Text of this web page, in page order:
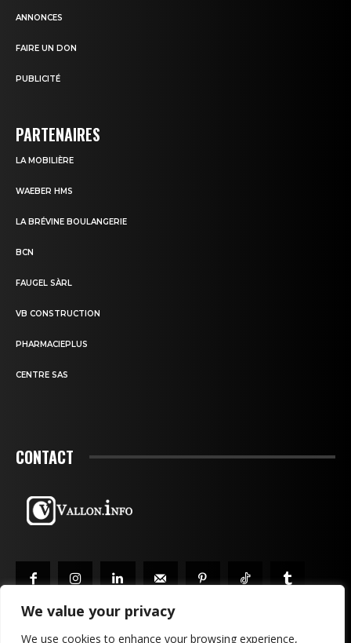
We value your privacy
We use cookies to enhance your browsing experience,
ANNONCES
FAIRE UN DON
PUBLICITÉ
PARTENAIRES
LA MOBILIÈRE
WAEBER HMS
LA BRÉVINE BOULANGERIE
BCN
FAUGEL SÀRL
VB CONSTRUCTION
PHARMACIEPLUS
CENTRE SAS
CONTACT